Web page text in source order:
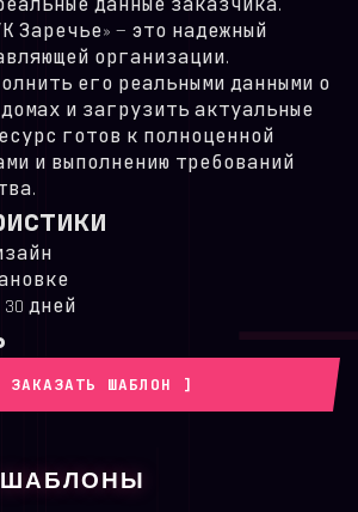
данные заказчика.
Заречье» — это надежный
организации.
его реальными данными о
и загрузить актуальные
готов к полноценной
и выполнению требований
дней
ЗАКАЗАТЬ ШАБЛОН ]